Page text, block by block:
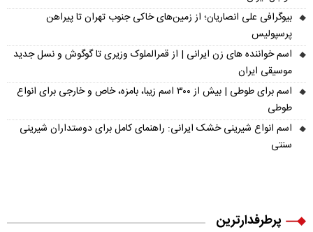
بیوگرافی علی انصاریان؛ از زمین‌های خاکی جنوب تهران تا پیراهن
پرسپولیس
اسم خواننده های زن ایرانی | از قمرالملوک وزیری تا گوگوش و نسل جدید
موسیقی ایران
اسم برای طوطی | بیش از ۳۰۰ اسم زیبا، بامزه، خاص و خارجی برای انواع
طوطی
اسم انواع شیرینی خشک ایرانی: راهنمای کامل برای دوستداران شیرینی
سنتی
پرطرفدارترین